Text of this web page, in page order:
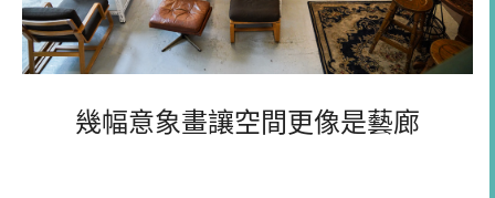
幾幅意象畫讓空間更像是藝廊